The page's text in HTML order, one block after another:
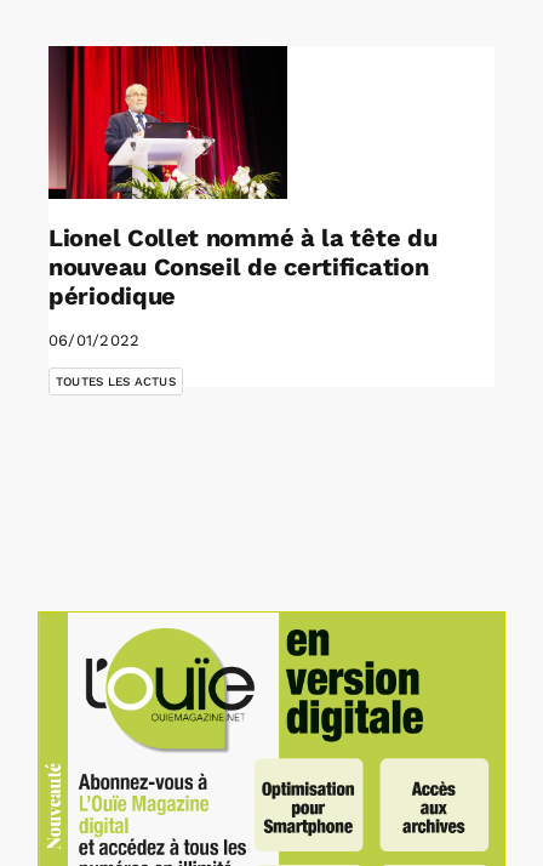
Rechercher:
Annonces emploi
Lionel Collet nommé à la tête du
nouveau Conseil de certification
périodique
06/01/2022
TOUTES LES ACTUS